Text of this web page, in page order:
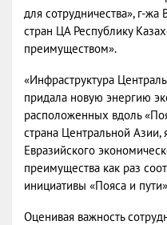
для сотрудничества», г-
стран ЦА Республику
преимуществом».
«Инфраструктура
придала новую энергию
расположенных вдоль
страна Центральной
Евразийского
преимущества как раз
инициативы «Пояса и
Оценивая важность